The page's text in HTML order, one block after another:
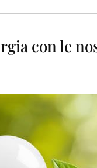
con le